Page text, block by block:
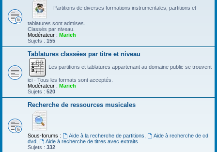
Partitions de diverses formations instrumentales, partitions et
tablatures sont admises.
Classés par niveau.
Modérateur : Marieh
Sujets : 155
Tablatures classées par titre et niveau
Les partitions et tablatures appartenant au domaine public se trouvent
ici - Tous les formats sont acceptés.
Modérateur : Marieh
Sujets : 520
Recherche de ressources musicales
Sous-forums : Aide à la recherche de partitions
Aide à recherche de cd
dvd
Aide à recherche de titres avec extraits
Sujets : 332